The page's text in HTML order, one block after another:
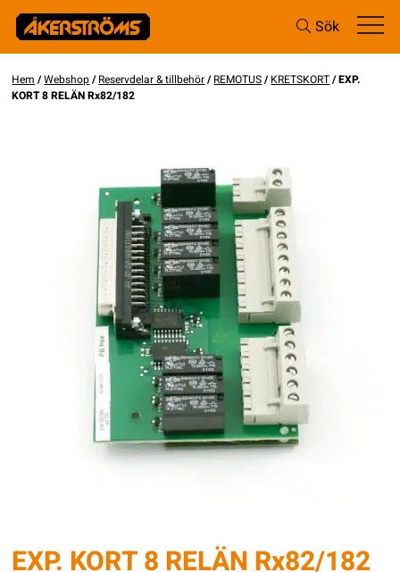
Sök
Hem /Webshop/Reservdelar & tillbehör/REMOTUS/KRETSKORT/ EXP.
KORT 8 RELÄN Rx82/182
EXP. KORT 8 RELÄN Rx82/182